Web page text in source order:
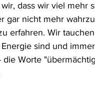
dass wir viel mehr
gar nicht mehr
erfahren. Wir
sind und
Worte